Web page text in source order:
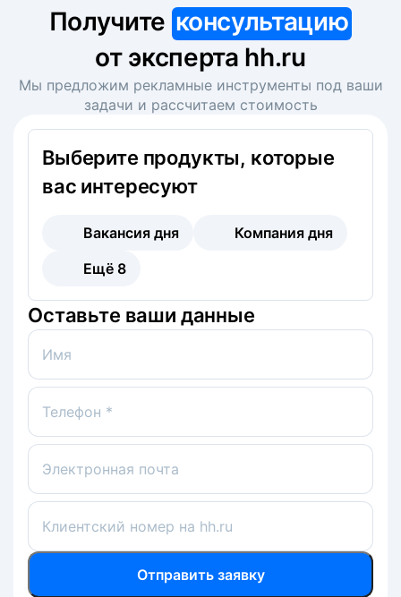
Получите консультацию
от эксперта hh.ru
Мы предложим рекламные инструменты под ваши
задачи и рассчитаем стоимость
Выберите продукты, которые
вас интересуют
Вакансия дня
Компания дня
Ещё 8
Оставьте ваши данные
Имя
Телефон *
Электронная почта
Клиентский номер на hh.ru
Отправить заявку